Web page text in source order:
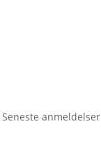
Seneste anmeldelser